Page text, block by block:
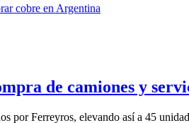
de camiones y
por Ferreyros, elevando así a 45